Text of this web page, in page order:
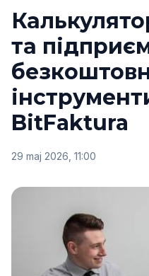
та
BitFaktura
29 maj 2026, 11:00